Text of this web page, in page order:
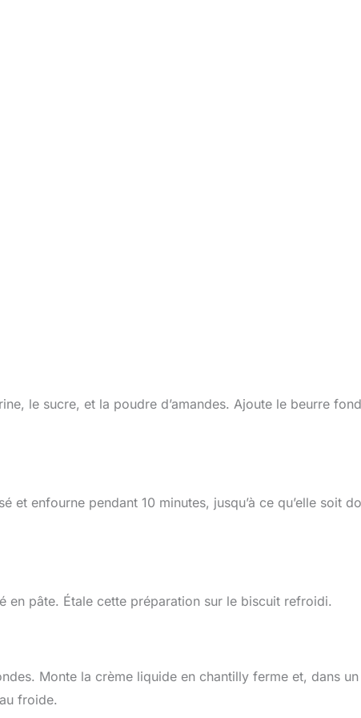
le sucre, et la poudre d’amandes. Ajoute le beurre
enfourne pendant 10 minutes, jusqu’à ce qu’elle soit
en pâte. Étale cette préparation sur le biscuit refroidi.
Monte la crème liquide en chantilly ferme et, dans un
froide.